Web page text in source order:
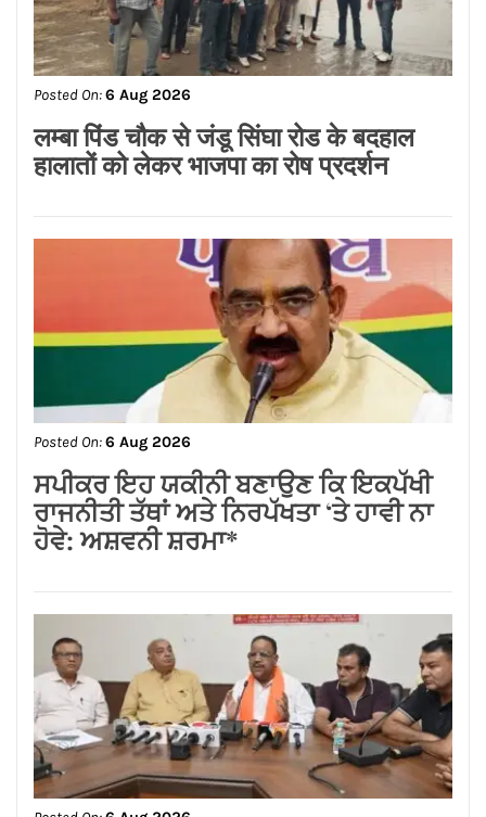
Posted On: 6 Aug 2026
ਬਿਜਲੀ ਬਿੱਲ ਮੁਆਫ਼ ਕਰਕੇ ਪੰਜਾਬ ਸਰਕਾਰ ਨੇ
ਗਊਸ਼ਲਾਵਾਂ ਨੂੰ ਵੱਡੀ ਰਾਹਤ ਦਿੱਤੀ : ਕੀਮਤੀ
Posted On:6 Aug 2026
ਸ਼੍*ਰੀ ਕਸ਼ਟ ਨਿਵਾਰਣ ਬਾਲਾਜੀ ਮੰਦਰ, ਬਾਜ਼ਾਰ
ਕੁਮਾਰ ਰਿੰਕੂ ਦਾ ਕੀਤਾ ਭਵਿਆ ਸਵਾਗਤ ਅਤੇ
ਸਨਮਾਨ*